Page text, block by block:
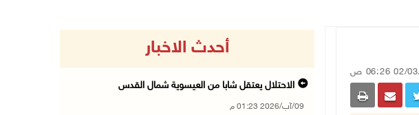
أحدث الاخبار
الاحتلال يعتقل شابا من العيسوية شمال القدس
09/آب/2026 01:23 م